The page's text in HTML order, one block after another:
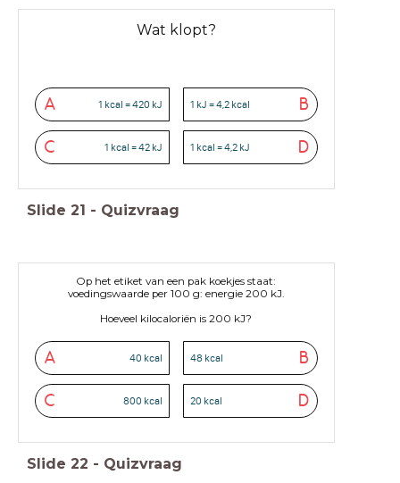
Wat klopt?
A 1 kcal = 420 kJ B
1 kJ = 4,2 kcal
C 1 kcal = 42 kJ D
1 kcal = 4,2 kJ
Slide 21 - Quizvraag
Op het etiket van een pak koekjes staat:
voedingswaarde per 100 g: energie 200 kJ.
Hoeveel kilocaloriën is 200 kJ?
A 40 kcal B
48 kcal
C 800 kcal D
20 kcal
Slide 22 - Quizvraag